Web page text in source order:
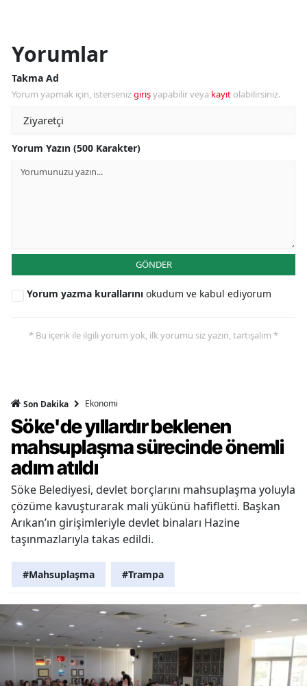
Yorumlar
Takma Ad
Yorum yapmak için, istersenizgirişyapabilir veya kayıt olabilirsiniz.
Yorum Yazın (500 Karakter)
GÖNDER
Yorum yazma kurallarını okudum ve kabul ediyorum
* Bu içerik ile ilgili yorum yok, ilk yorumu siz yazın, tartışalım *
Son Dakika Ekonomi
Söke'de yıllardır beklenen
mahsuplaşma sürecinde önemli
adım atıldı
Söke Belediyesi, devlet borçlarını mahsuplaşma yoluyla
çözüme kavuşturarak mali yükünü hafifletti. Başkan
Arıkan’ın girişimleriyle devlet binaları Hazine
taşınmazlarıyla takas edildi.
#Mahsuplaşma #Trampa